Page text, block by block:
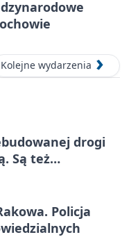
Kolejne wydarzenia
drogi
Są też
Policja